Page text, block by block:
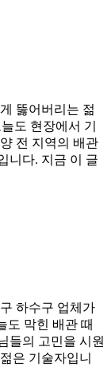
뚫어버리는 젊
도 현장에서 기
전 지역의 배관
니다. 지금 이 글
하수구 업체가
도 막힌 배관 때
들의 고민을 시원
은 기술자입니